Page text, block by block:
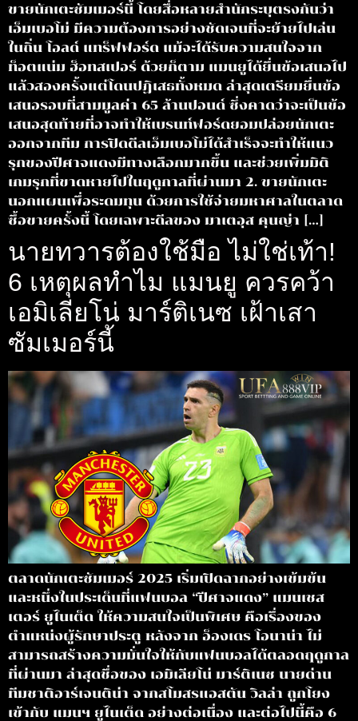
ขายนักเตะซัมเมอร์นี้ โดยสื่อหลายสำนักระบุตรงกันว่า
เอ็มเบอโม่ มีความต้องการอย่างชัดเจนที่จะย้ายไปเล่น
ในถิ่น โอลด์ แทร็ฟฟอร์ด แม้จะได้รับความสนใจจาก
ท็อตแน่ม ฮ็อทสเปอร์ ด้วยก็ตาม แมนยูได้ยื่นข้อเสนอไป
แล้วสองครั้งแต่โดนปฏิเสธทั้งหมด ล่าสุดเตรียมยื่นข้อ
เสนอรอบที่สามมูลค่า 65 ล้านปอนด์ ซึ่งคาดว่าจะเป็นข้อ
เสนอสุดท้ายที่อาจทำให้เบรนท์ฟอร์ดยอมปล่อยนักเตะ
ออกจากทีม การปิดดีลเอ็มเบอโม่ได้สำเร็จจะทำให้แนว
รุกของปีศาจแดงมีทางเลือกมากขึ้น และช่วยเพิ่มมิติ
เกมรุกที่ขาดหายไปในฤดูกาลที่ผ่านมา 2. ขายนักเตะ
นอกแผนเพื่อระดมทุน ด้วยการใช้จ่ายมหาศาลในตลาด
ซื้อขายครั้งนี้ โดยเฉพาะดีลของ มาเตอุส คุนญ่า […]
นายทวารต้องใช้มือ ไม่ใช่เท้า!
6 เหตุผลทำไม แมนยู ควรคว้า
เอมิเลียโน่ มาร์ติเนซ เฝ้าเสา
ซัมเมอร์นี้
ตลาดนักเตะซัมเมอร์ 2025 เริ่มเปิดฉากอย่างเข้มข้น
และหนึ่งในประเด็นที่แฟนบอล “ปีศาจแดง” แมนเชส
เตอร์ ยูไนเต็ด ให้ความสนใจเป็นพิเศษ คือเรื่องของ
ตำแหน่งผู้รักษาประตู หลังจาก อ็องเดร โอนาน่า ไม่
สามารถสร้างความมั่นใจให้กับแฟนบอลได้ตลอดฤดูกาล
ที่ผ่านมา ล่าสุดชื่อของ เอมิเลียโน่ มาร์ติเนซ นายด่าน
ทีมชาติอาร์เจนติน่า จากสโมสรแอสตัน วิลล่า ถูกโยง
เข้ากับ แมนฯ ยูไนเต็ด อย่างต่อเนื่อง และต่อไปนี้คือ 6